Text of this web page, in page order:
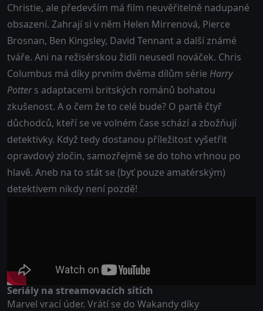
Christie, ale především má film neuvěřitelně nadupané
obsazení. Zahrají si v něm Helen Mirrenová, Pierce
Brosnan, Ben Kingsley, David Tennant a další známé
tváře. Ani na režisérskou židli neusedl nováček. Chris
Columbus má díky prvním dvěma dílům série Harry
Potters adaptacemi britských románů bohatou
zkušenost. A o čem že to celé bude? O partě čtyř
důchodců, kteří se ve volném čase schází a zbožňují
detektivky. Když tedy dostanou příležitost vyšetřit
opravdový zločin, samozřejmě se do toho vrhnou po
hlavě. Aneb na to stát se (byť pouze amatérským)
detektivem nikdy není pozdě!
Seriály na streamovacích sítích
Marvel vrací úder. Vrátí se do Wakandy díky